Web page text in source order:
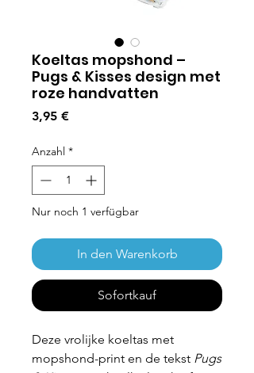
Koeltas mopshond –
Pugs & Kisses design met
roze handvatten
3,95 €Preis
Anzahl *
Nur noch 1 verfügbar
In den Warenkorb
Sofortkauf
Deze vrolijke koeltas met
mopshond-print en de tekst Pugs